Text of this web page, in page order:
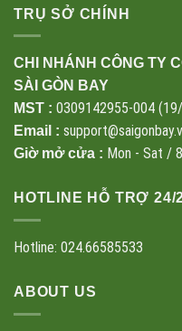
TRỤ SỞ CHÍNH
CHI NHÁNH CÔNG TY
SÀI GÒN BAY
MST : 0309142955-004
Email :
Giờ mở cửa : Mon - Sat /
HOTLINE HỖ TRỢ 24/
Hotline: 024.66585533
ABOUT US